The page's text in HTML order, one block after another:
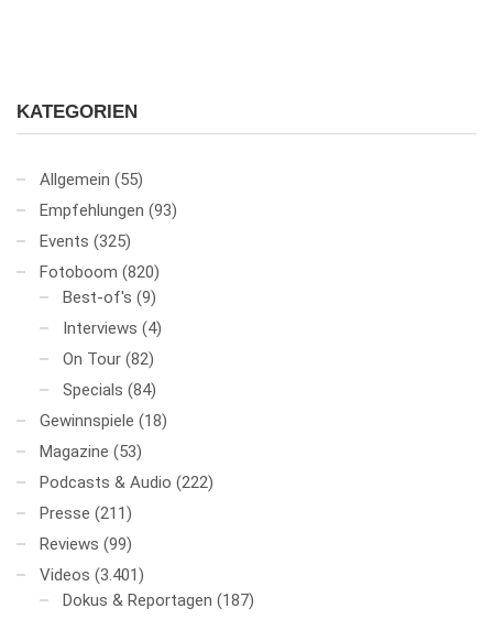
KATEGORIEN
Allgemein (55)
Empfehlungen (93)
Events (325)
Fotoboom (820)
Best-of's (9)
Interviews (4)
On Tour (82)
Specials (84)
Gewinnspiele (18)
Magazine (53)
Podcasts & Audio (222)
Presse (211)
Reviews (99)
Videos (3.401)
Dokus & Reportagen (187)